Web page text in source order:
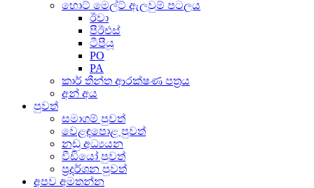
හොට් මෙල්ට් ඇලවුම් පටලය
ඊවා
පීඊඑස්
ටීපීයූ
PO
PA
කාර් තීන්ත ආරක්ෂණ පත්‍රය
අන් අය
පුවත්
සමාගම් පුවත්
වෙළඳපොළ පුවත්
නඩු අධ්‍යයන
වීඩියෝ පුවත්
ප්‍රදර්ශන පුවත්
අපව අමතන්න